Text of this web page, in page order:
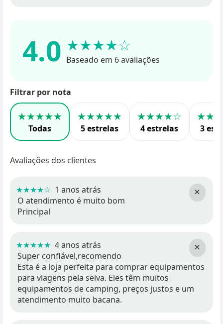
4.0 ★★★★☆
Baseado em 6 avaliações
Filtrar por nota
★★★★★
Todas
★★★★★
5 estrelas
★★★★☆
4 estrelas 3
Avaliações dos clientes
×
★★★★☆ 1 anos atrás
O atendimento é muito bom
Principal
×
★★★★★ 4 anos atrás
Super confiável,recomendo
Esta é a loja perfeita para comprar equipamentos
para viagens pela selva. Eles têm muitos
equipamentos de camping, preços justos e um
atendimento muito bacana.